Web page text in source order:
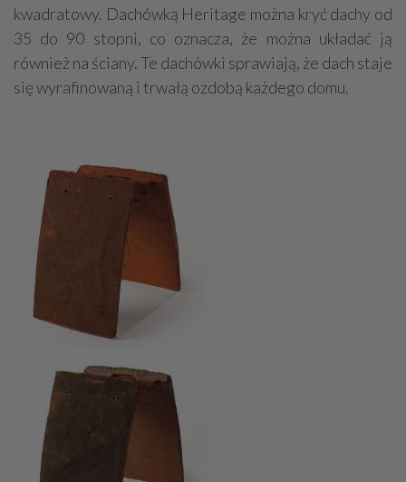
kwadratowy. Dachówką Heritage można kryć dachy od
35 do 90 stopni, co oznacza, że można układać ją
również na ściany. Te dachówki sprawiają, że dach staje
się wyrafinowaną i trwałą ozdobą każdego domu.